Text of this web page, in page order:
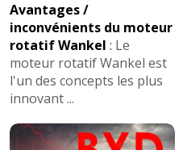
Avantages /
inconvénients du moteur
rotatif Wankel : Le
moteur rotatif Wankel est
l'un des concepts les plus
innovant ...